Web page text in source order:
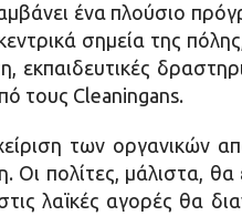
ένα πλούσιο
σημεία της
εκπαιδευτικές
τους Cleaningans.
των
Οι πολίτες, μάλιστα,
λαϊκές αγορές θα